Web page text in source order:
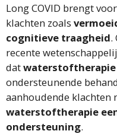
Long COVID brengt
klachten zoals
cognitieve traagheid.
recente
datwaterstoftherapie
ondersteunende
aanhoudende klachten
waterstoftherapie
ondersteuning.